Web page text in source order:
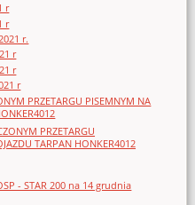
r
r
r.
r
r
r
PRZETARGU PISEMNYM NA
PRZETARGU
TARPAN HONKER4012
- STAR 200 na 14 grudnia